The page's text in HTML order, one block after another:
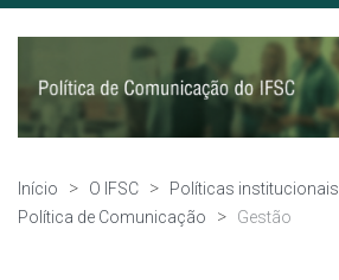
Início O IFSC
Políticas institucionais
Política de Comunicação
Gestão